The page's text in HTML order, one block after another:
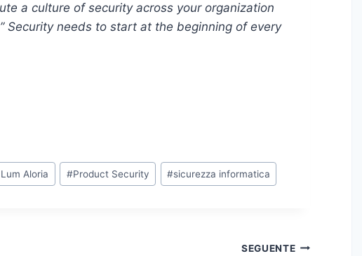
a culture of security across your organization
Security needs to start at the beginning of every
Aloria #Product Security #sicurezza informatica
SEGUENTE